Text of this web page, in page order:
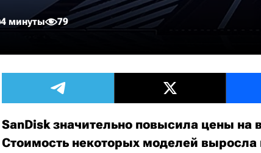
4 минуты 79
SanDisk значительно повысила цены на
Стоимость некоторых моделей выросла